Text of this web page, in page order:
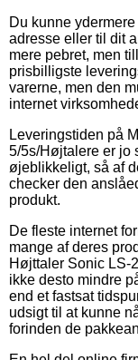
Du kunne
adresse eller til dit
mere pebret, men
prisbilligste
varerne, men den
internet
Leveringstiden på
5/5s/Højtalere er jo
øjeblikkeligt, så af
checker den
produkt.
De fleste internet
mange af deres
Højttaler Sonic LS-
ikke desto mindre
end et fastsat
udsigt til at kunne
forinden de